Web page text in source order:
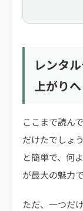
レンタ
上がりへ
ここまで読ん
だけたでしょ
と簡単で、何
が最大の魅力で
ただ、一つだ